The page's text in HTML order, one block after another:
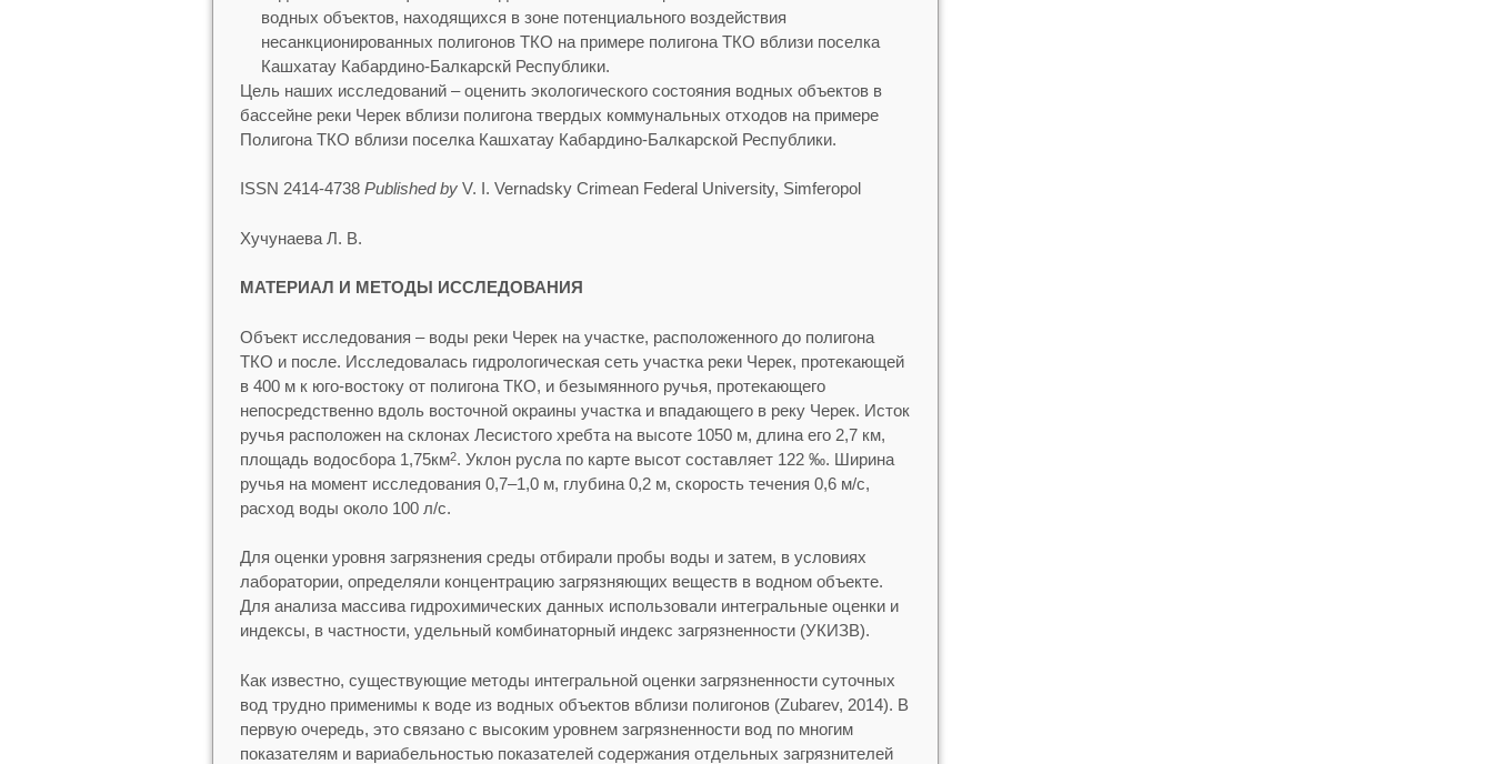
водных объектов, находящихся в зоне потенциального воздействия
несанкционированных полигонов ТКО на примере полигона ТКО вблизи поселка
Кашхатау Кабардино-Балкарскй Республики.
Цель наших исследований – оценить экологического состояния водных объектов в
бассейне реки Черек вблизи полигона твердых коммунальных отходов на примере
Полигона ТКО вблизи поселка Кашхатау Кабардино-Балкарской Республики.
ISSN 2414-4738 Published byV. I. Vernadsky Crimean Federal University, Simferopol
Хучунаева Л. В.
МАТЕРИАЛ И МЕТОДЫ ИССЛЕДОВАНИЯ
Объект исследования – воды реки Черек на участке, расположенного до полигона
ТКО и после. Исследовалась гидрологическая сеть участка реки Черек, протекающей
в 400 м к юго-востоку от полигона ТКО, и безымянного ручья, протекающего
непосредственно вдоль восточной окраины участка и впадающего в реку Черек. Исток
ручья расположен на склонах Лесистого хребта на высоте 1050 м, длина его 2,7 км,
площадь водосбора 1,75км2. Уклон русла по карте высот составляет 122 ‰. Ширина
ручья на момент исследования 0,7–1,0 м, глубина 0,2 м, скорость течения 0,6 м/с,
расход воды около 100 л/с.
Для оценки уровня загрязнения среды отбирали пробы воды и затем, в условиях
лаборатории, определяли концентрацию загрязняющих веществ в водном объекте.
Для анализа массива гидрохимических данных использовали интегральные оценки и
индексы, в частности, удельный комбинаторный индекс загрязненности (УКИЗВ).
Как известно, существующие методы интегральной оценки загрязненности суточных
вод трудно применимы к воде из водных объектов вблизи полигонов (Zubarev, 2014). В
первую очередь, это связано с высоким уровнем загрязненности вод по многим
показателям и вариабельностью показателей содержания отдельных загрязнителей